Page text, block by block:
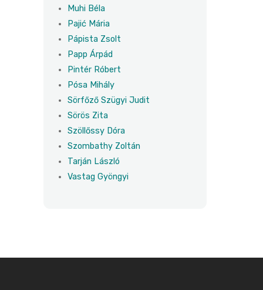
Muhi Béla
Pajić Mária
Pápista Zsolt
Papp Árpád
Pintér Róbert
Pósa Mihály
Sörfőző Szügyi Judit
Sörös Zita
Szöllőssy Dóra
Szombathy Zoltán
Tarján László
Vastag Gyöngyi